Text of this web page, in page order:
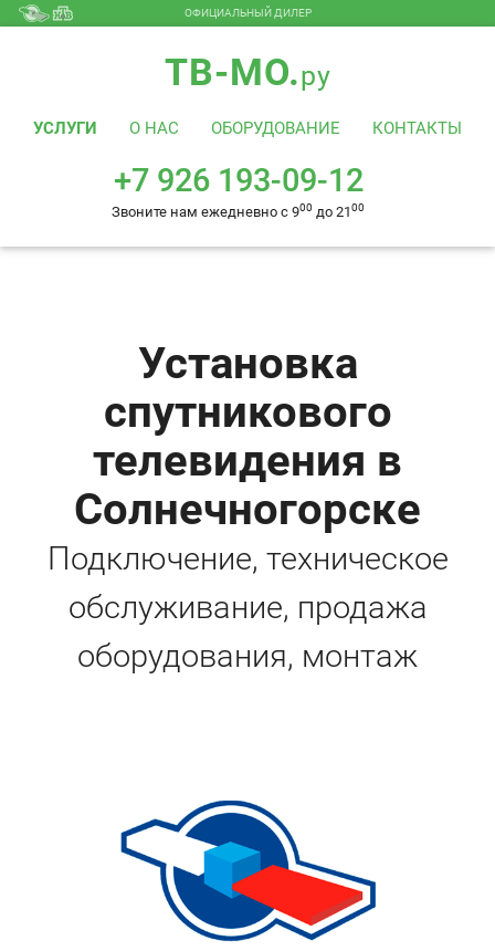
+7 926 193-09-12
Звоните нам ежедневно с 9
ОФИЦИАЛЬНЫЙ ДИЛЕР
ТВ-МО.ру
УСЛУГИ О НАС ОБОРУДОВАНИЕ КОНТАКТЫ
+7 926 193-09-12
Звоните нам ежедневно с 900 до 2100
Установка
спутникового
телевидения в
Солнечногорске
Подключение, техническое
обслуживание, продажа
оборудования, монтаж